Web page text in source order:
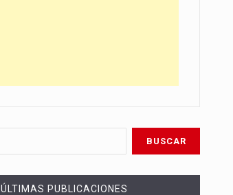
ÚLTIMAS PUBLICACIONES